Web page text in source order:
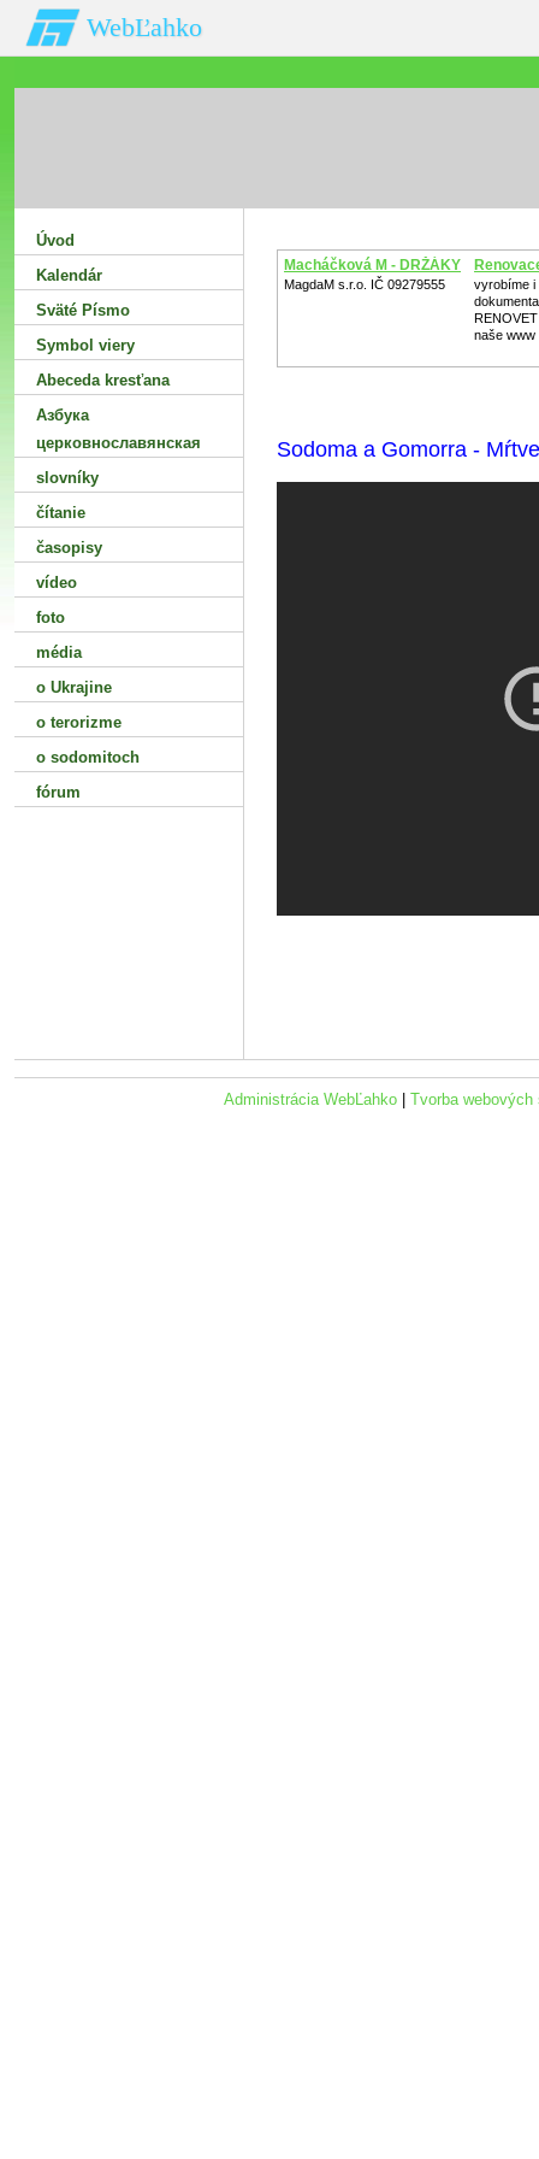
WebĽahko
Macháčková M - DRŽÁKY
MagdaM s.r.o. IČ 09279555
vyrobíme i
naše www
Sodoma a Gomorra -
Úvod
Kalendár
Sväté Písmo
Symbol viery
Abeceda kresťana
Азбука
церковнославянская
slovníky
čítanie
časopisy
vídeo
foto
média
o Ukrajine
o terorizme
o sodomitoch
fórum
Administrácia WebĽahko Tvorba